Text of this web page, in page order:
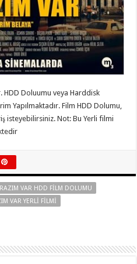
Doluumu veya Harddisk
Yapılmaktadır. Film HDD Dolumu,
isteyebilirsiniz. Not: Bu Yerli filmi
VAR HDD FILM DOLUMU
VAR YERLI FILMI